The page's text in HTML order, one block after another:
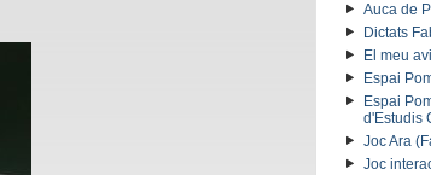
Auca de
Dictats
El meu
Espai
Espai
d'Estudis
Joc Ara
Joc